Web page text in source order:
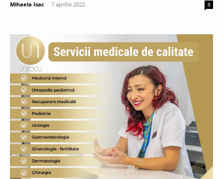
Mihaela Isac - 7 aprilie 2022 0